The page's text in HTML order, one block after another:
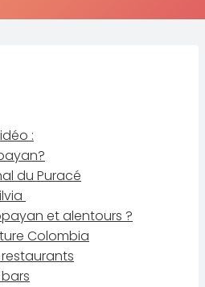
:
du Puracé
et alentours ?
Colombia